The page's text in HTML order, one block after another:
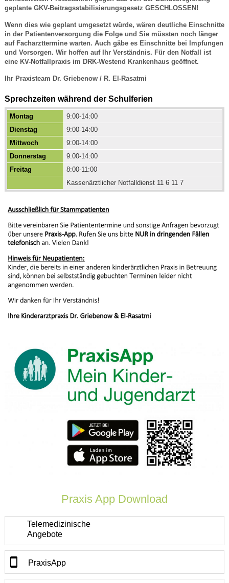
geplante GKV-Beitragsstabilisierungsgesetz GESCHLOSSEN!
Wenn dies wie geplant umgesetzt würde, wären deutliche Einschnitte
in der Patientenversorgung die Folge und Sie müssten noch länger
auf Facharzttermine warten. Auch gäbe es Einschnitte bei Impfungen
und Vorsorgen. Wir hoffen auf Ihr Verständnis. Für den Notfall ist
eine KV-Notfallpraxis im DRK-Westend Krankenhaus geöffnet.
Ihr Praxisteam Dr. Griebenow / R. El-Rasatmi
Sprechzeiten während der Schulferien
Montag
9:00-14:00
Dienstag
9:00-14:00
Mittwoch
9:00-14:00
Donnerstag
9:00-14:00
Freitag
8:00-11:00
Kassenärztlicher Notfalldienst 11 6 11 7
Praxis App Download
Telemedizinische
Angebote
PraxisApp